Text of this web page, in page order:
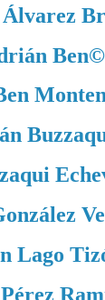
Ben©
Lago